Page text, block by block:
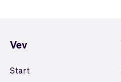
Vev
Start